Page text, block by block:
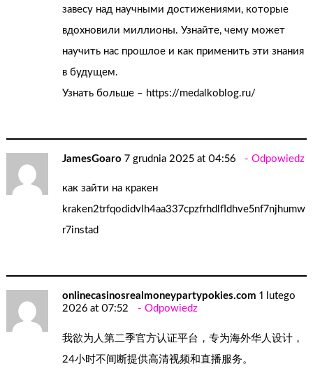
завесу над научными достижениями, которые
вдохновили миллионы. Узнайте, чему может
научить нас прошлое и как применить эти знания
в будущем.
Узнать больше – https://medalkoblog.ru/
JamesGoaro 7 grudnia 2025 at 04:56 Odpowiedz
как зайти на кракен
kraken2trfqodidvlh4aa337cpzfrhdlfldhve5nf7njhumw
r7instad
onlinecasinosrealmoneypartypokies.com 1 lutego
2026 at 07:52
Odpowiedz
我欲为人第二季官方认证平台，专为海外华人设计，
24小时不间断提供高清视频和直播服务。